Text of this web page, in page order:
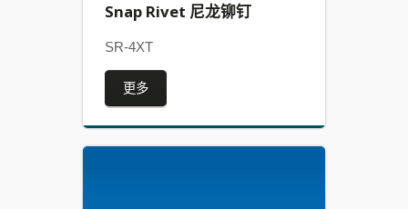
Snap Rivet 尼龙铆钉
SR-4XT
更多